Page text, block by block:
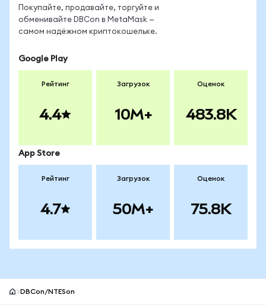
Покупайте, продавайте, торгуйте и
обменивайте DBCon в MetaMask —
самом надёжном криптокошельке.
Google Play
Рейтинг
4.4
Загрузок
10M+
Оценок
483.8K
App Store
Рейтинг
4.7
Загрузок
50M+
Оценок
75.8K
DBCon/NTESon